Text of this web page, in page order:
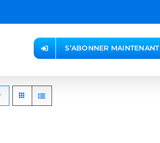
S’ABONNER MAINTENANT